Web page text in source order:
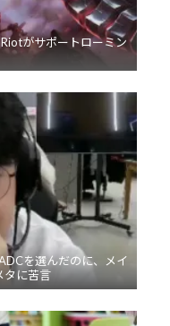
がサポートローミン
を選んだのに、メイ
タに苦言